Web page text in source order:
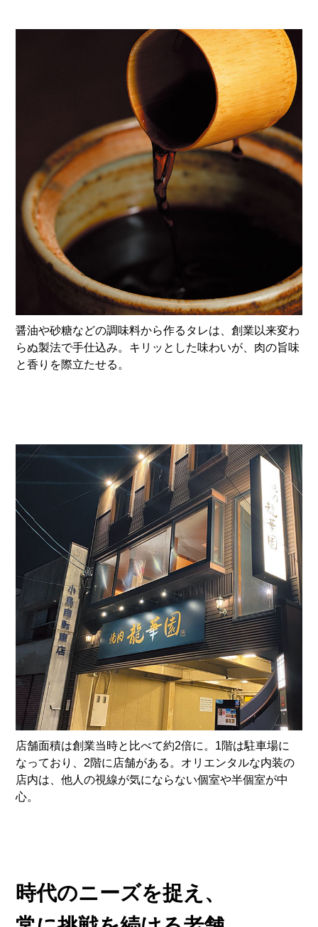
醤油や砂糖などの調味料から作るタレは、創業以来変わ
らぬ製法で手仕込み。キリッとした味わいが、肉の旨味
と香りを際立たせる。
店舗面積は創業当時と比べて約2倍に。1階は駐車場に
なっており、2階に店舗がある。オリエンタルな内装の
店内は、他人の視線が気にならない個室や半個室が中
心。
時代のニーズを捉え、